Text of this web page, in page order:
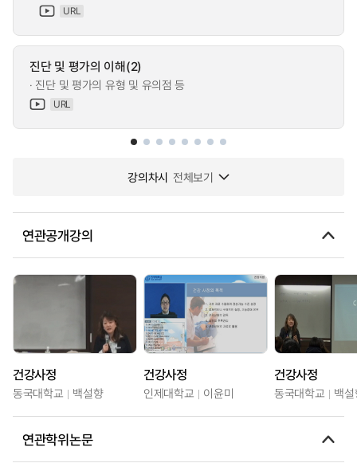
URL
진단 및 평가의 이해(2)
· 진단 및 평가의 유형 및 유의점 등
URL
강의차시 전체보기
연관공개강의
건강사정
동국대학교 백설향
건강사정
인제대학교 이윤미
건강사정
동국대학교 백
연관학위논문